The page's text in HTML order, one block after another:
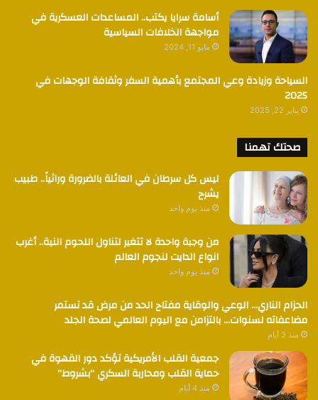
أسامة سرايا يكتب.. المساعدات العسكرية في
مواجهة الخلافات السياسية
مايو 11, 2024
السياحة وزيادة وعي المجتمع بأهمية السفر وثقافة الوجهات في
2025
يناير 22, 2025
صحتك تهمنا
ليس كل سرطان في العائلة بالضرورة وراثياً.. طبيب
يشرح
منذ يوم واحد
من وجبة واحدة لا تتغير لتناول اللحوم النية.. أغرب
انواع الدايت لنجوم العالم
منذ يوم واحد
الحزام الناري… الوعي والوقاية مفتاح الحد من مرض قد تستمر
مضاعفاته لسنوات… بالتزامن مع اليوم العالمي لصحة الجلد
منذ 3 أيام
جمعية القلب الأمريكية تؤكد دور القهوة في
حماية القلب ومحاربة السكري “بشروط”
منذ 4 أيام